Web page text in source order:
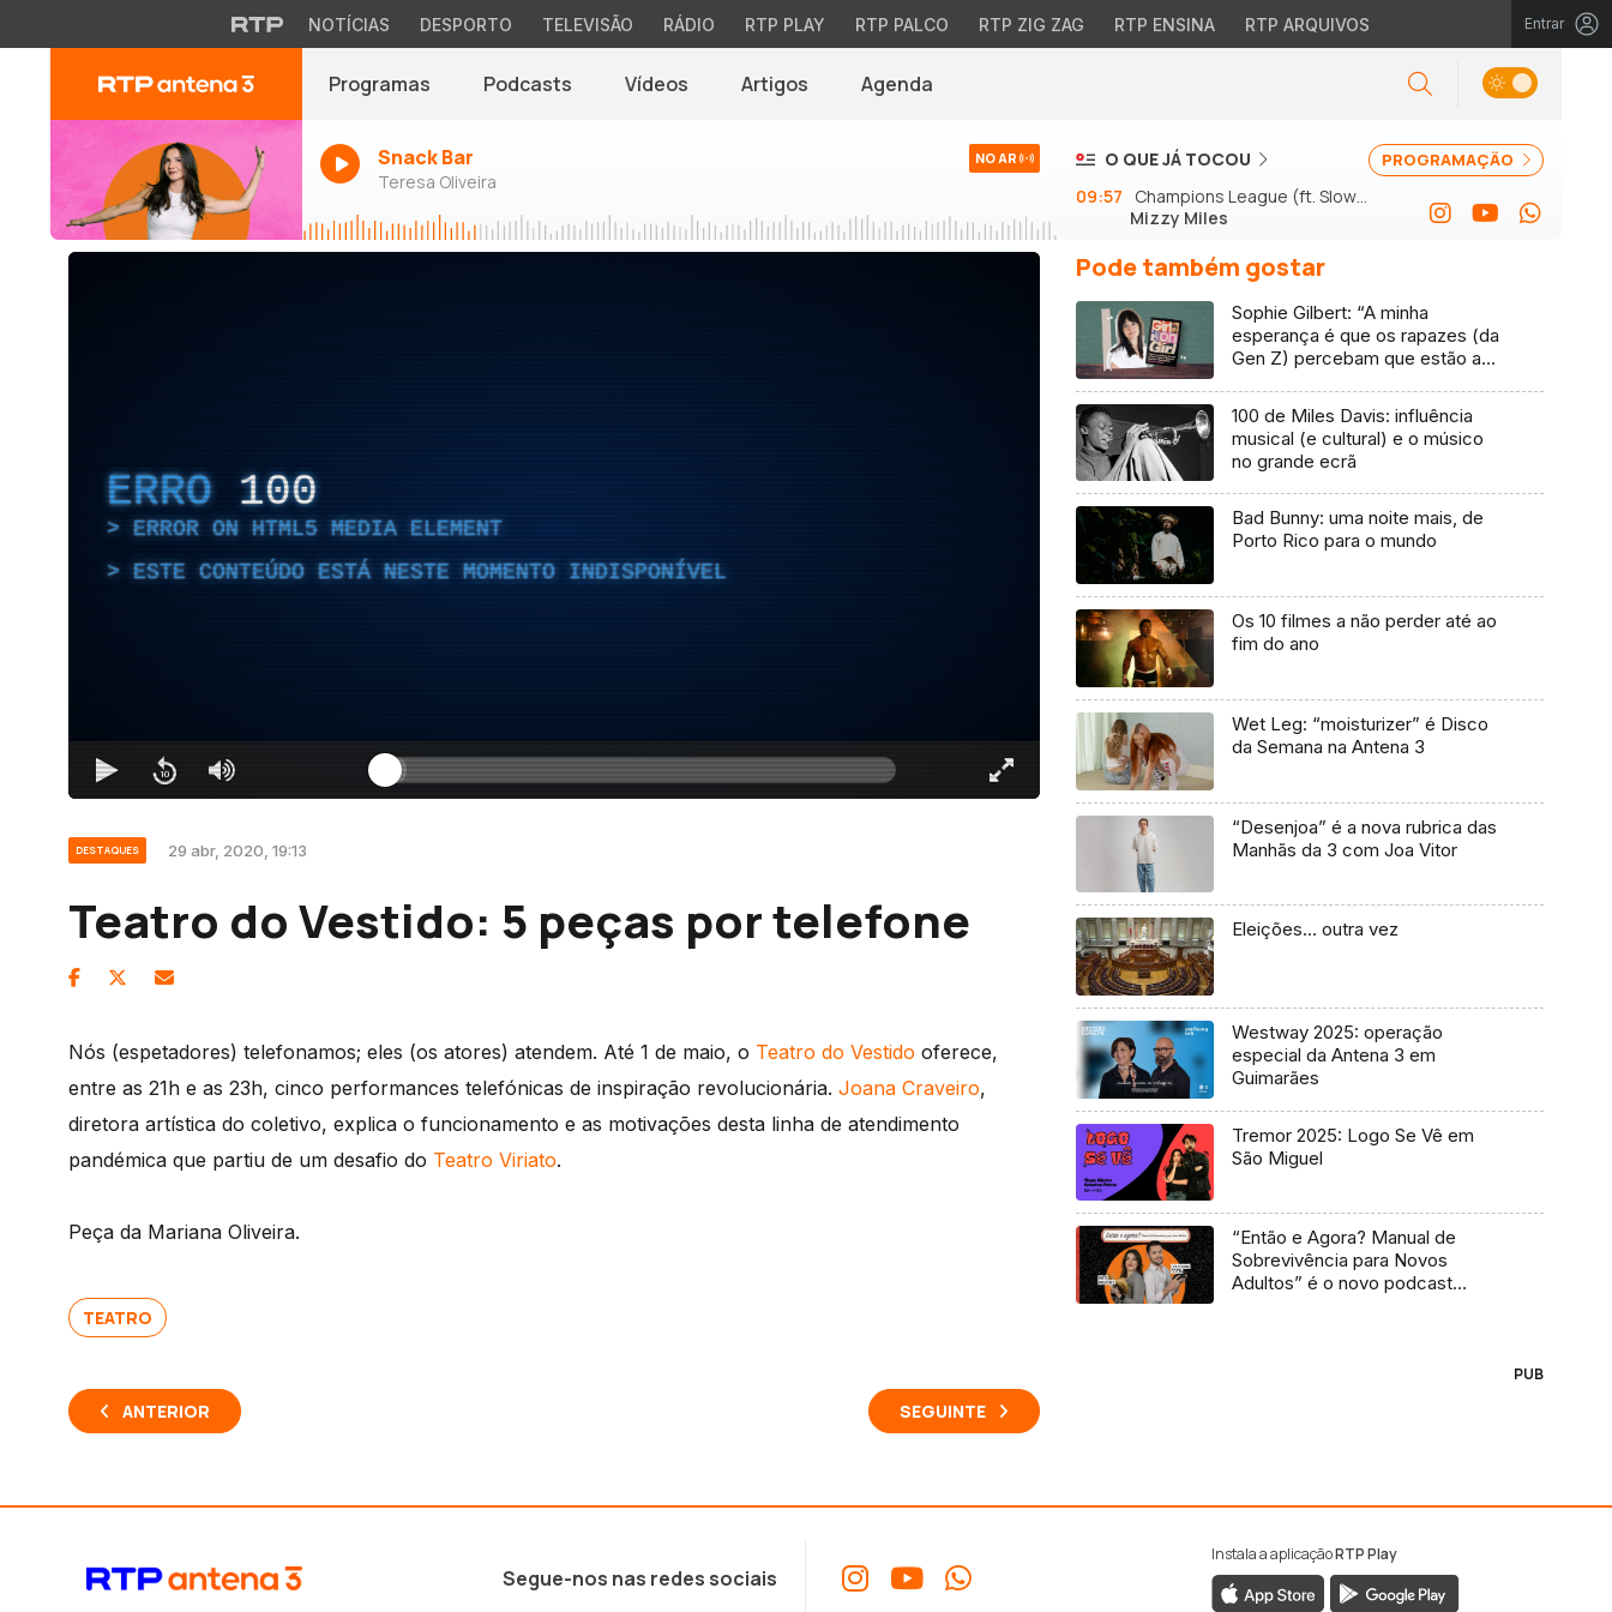
NOTÍCIAS DESPORTO TELEVISÃO RÁDIO RTP PLAY RTP PALCO RTP ZIG ZAG RTP ENSINA RTP ARQUIVOS Entrar
Programas Podcasts Vídeos Artigos Agenda
Snack Bar
Teresa Oliveira
NO AR PROGRAMAÇÃO
O QUE JÁ TOCOU
09:57
Champions League (ft. Slow J
e GSon)
Mizzy Miles
ERRO 100
ERROR ON HTML5 MEDIA ELEMENT
ESTE CONTEÚDO ESTÁ NESTE MOMENTO INDISPONÍVEL
DESTAQUES 29 abr, 2020, 19:13
Teatro do Vestido: 5 peças por telefone
Nós (espetadores) telefonamos; eles (os atores) atendem. Até 1 de maio, o Teatro do Vestido oferece,
entre as 21h e as 23h, cinco performances telefónicas de inspiração revolucionária. Joana Craveiro,
diretora artística do coletivo, explica o funcionamento e as motivações desta linha de atendimento
pandémica que partiu de um desafio do Teatro Viriato.
Peça da Mariana Oliveira.
TEATRO
ANTERIOR SEGUINTE
Pode também gostar
Sophie Gilbert: “A minha
esperança é que os rapazes (da
Gen Z) percebam que estão a
100 de Miles Davis: influência
musical (e cultural) e o músico
no grande ecrã
Bad Bunny: uma noite mais, de
Porto Rico para o mundo
Os 10 filmes a não perder até ao
fim do ano
Wet Leg: “moisturizer” é Disco
da Semana na Antena 3
“Desenjoa” é a nova rubrica das
Manhãs da 3 com Joa Vitor
Eleições… outra vez
Westway 2025: operação
especial da Antena 3 em
Guimarães
Tremor 2025: Logo Se Vê em
São Miguel
“Então e Agora? Manual de
Sobrevivência para Novos
Adultos” é o novo podcast
PUB
Segue-nos nas redes sociais
Instala a aplicaçãoRTP Play